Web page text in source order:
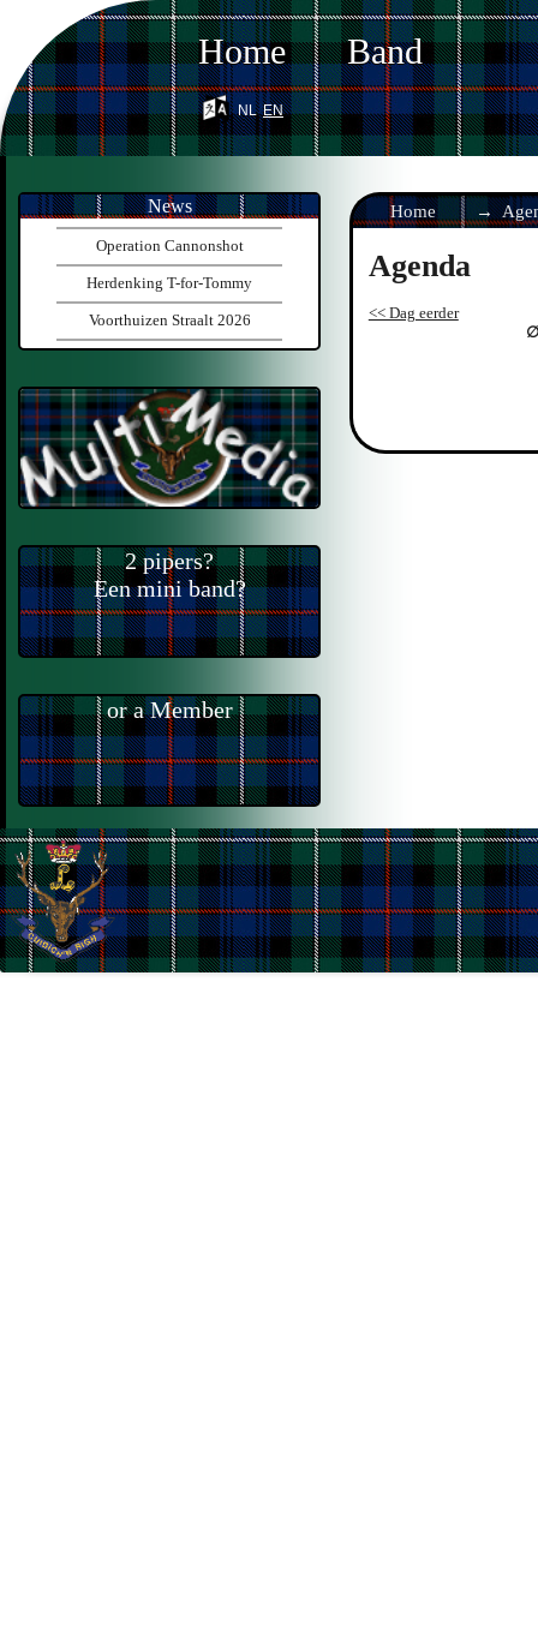
Home Band
nl en
Home
Agenda
<< Dag eerder
News
Operation Cannonshot
Herdenking T-for-Tommy
Voorthuizen Straalt 2026
2 pipers?
Een mini band?
or a Member